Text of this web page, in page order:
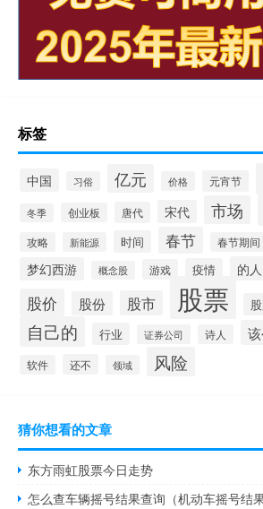
标签
中国 习俗 亿元 价格 元宵节
冬季 创业板 唐代 宋代 市场
攻略 新能源 时间 春节 春节期间
梦幻西游 概念股 游戏 疫情 的人
股价 股份 股市 股票
自己的 行业 证券公司 诗人
软件 还不 领域 风险
猜你想看的文章
东方雨虹股票今日走势
怎么查车辆摇号结果查询（机动车摇号结